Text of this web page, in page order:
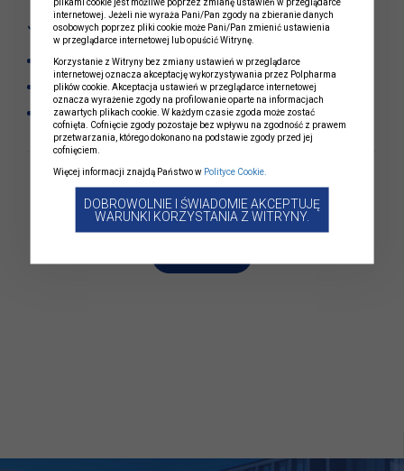
Jak wygląda proces selekcji?
Analiza i rozpatrzenie aplikacji.
Rozmowy kwalifikacyjne.
Testy.
internetowej. Jeżeli nie wyraża Pani/Pan zgody na zbieranie danych
osobowych poprzez pliki cookie może Pani/Pan zmienić ustawienia
w przeglądarce internetowej lub opuścić Witrynę.
Korzystanie z Witryny bez zmiany ustawień w przeglądarce
internetowej oznacza akceptację wykorzystywania przez Polpharma
plików cookie. Akceptacja ustawień w przeglądarce internetowej
oznacza wyrażenie zgody na profilowanie oparte na informacjach
zawartych plikach cookie. W każdym czasie zgoda może zostać
cofnięta. Cofnięcie zgody pozostaje bez wpływu na zgodność z prawem
przetwarzania, którego dokonano na podstawie zgody przed jej
cofnięciem.
Więcej informacji znajdą Państwo w Polityce Cookie.
DOBROWOLNIE I ŚWIADOMIE AKCEPTUJĘ
WARUNKI KORZYSTANIA Z WITRYNY.